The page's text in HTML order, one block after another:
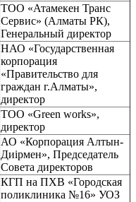
ТОО «Атамекен Транс
Сервис» (Алматы РК),
Генеральный директор
НАО «Государственная
корпорация
«Правительство для
граждан г.Алматы»,
директор
ТОО «Green works»,
директор
АО «Корпорация Алтын-
Диірмен», Председатель
Совета директоров
КГП на ПХВ «Городская
поликлиника №16» УОЗ